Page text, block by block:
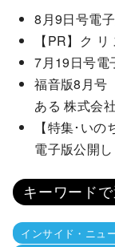
8月9日号電
【PR】ク
7月19日号電
福音版8月号
ある 株式会
【特集･い
電子版公開
キーワード
インサイド・ニュ